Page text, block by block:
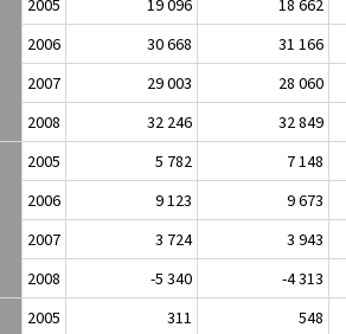
2005 19 096
18 662
2006
30 668
31 166
2007
29 003
28 060
2008
32 246 32 849
2005 5 782
7 148
2006
9 123
9 673
2007
3 724
3 943
2008
-5 340 -4 313
2005 311
548